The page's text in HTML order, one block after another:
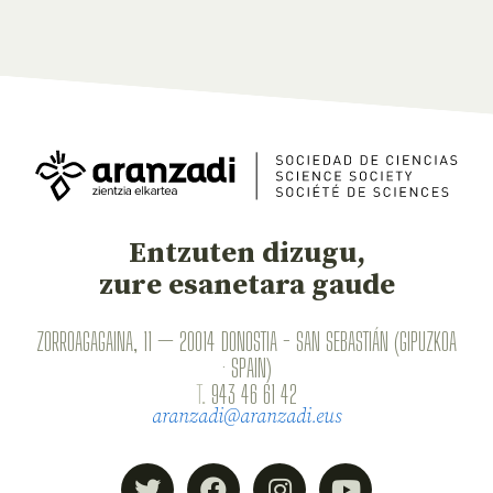
Entzuten dizugu,
zure esanetara gaude
ZORROAGAGAINA, 11 — 20014 DONOSTIA - SAN SEBASTIÁN (GIPUZKOA
· SPAIN)
T. 943 46 61 42
aranzadi@aranzadi.eus